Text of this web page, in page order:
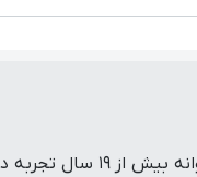
یوتراوز پلتفرم